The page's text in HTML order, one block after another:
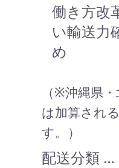
働き方改
い輸送力
め
（※沖縄県
は加算され
す。）
配送分類 …